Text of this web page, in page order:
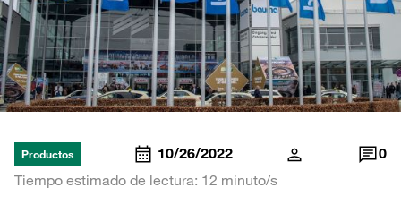
Productos 10/26/2022
0
Tiempo estimado de lectura: 12 minuto/s